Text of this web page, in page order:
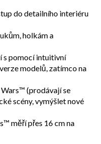
do detailního interiéru
holkám a
s pomocí intuitivní
modelů, zatímco na
(prodávají se
scény, vymýšlet nové
měří přes 16 cm na